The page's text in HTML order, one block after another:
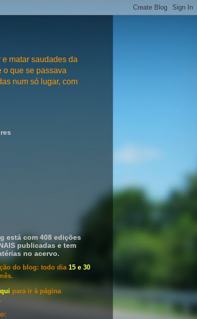
matar saudades da
o que se passava
num só lugar, com
está com 408 edições
publicadas e tem
no acervo.
do blog: todo dia 15 e 30
para ir à página